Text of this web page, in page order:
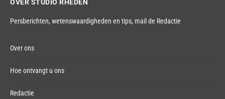
OVER STUDIO RHEDEN
Persberichten, wetenswaardigheden en tips, mail de Redactie
Over ons
Hoe ontvangt u ons
Redactie